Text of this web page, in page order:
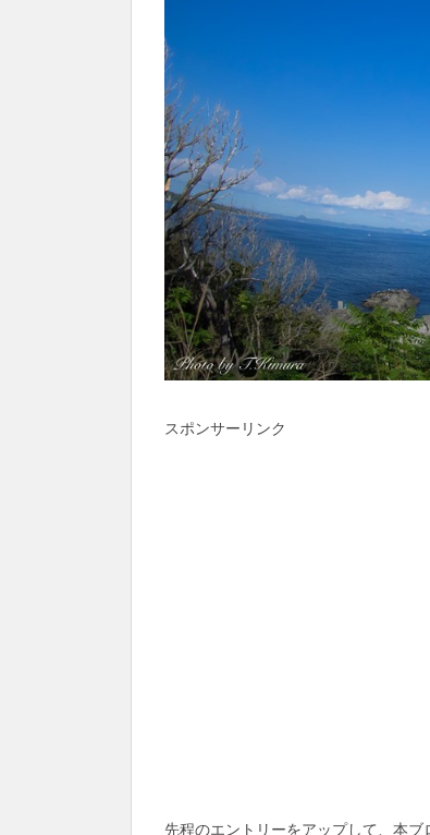
スポンサーリンク
先程のエントリーをアップして、本ブ